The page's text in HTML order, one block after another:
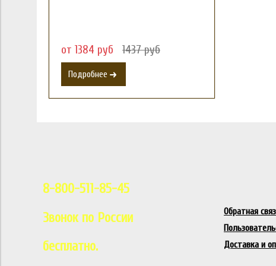
от 1384 руб 1437 руб
Подробнее
8-800-511-85-45
Звонок по России
бесплатно.
Обратная
Доставка и